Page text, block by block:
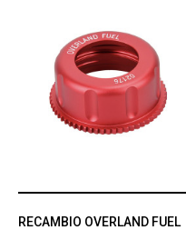
RECAMBIO OVERLAND FUEL